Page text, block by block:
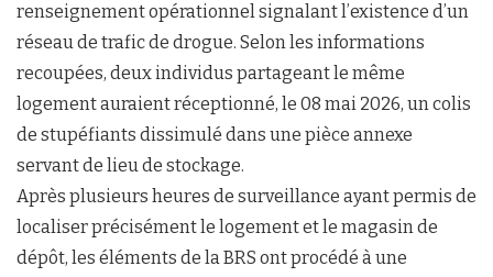
renseignement opérationnel signalant l’existence d’un
réseau de trafic de drogue. Selon les informations
recoupées, deux individus partageant le même
logement auraient réceptionné, le 08 mai 2026, un colis
de stupéfiants dissimulé dans une pièce annexe
servant de lieu de stockage.
Après plusieurs heures de surveillance ayant permis de
localiser précisément le logement et le magasin de
dépôt, les éléments de la BRS ont procédé à une